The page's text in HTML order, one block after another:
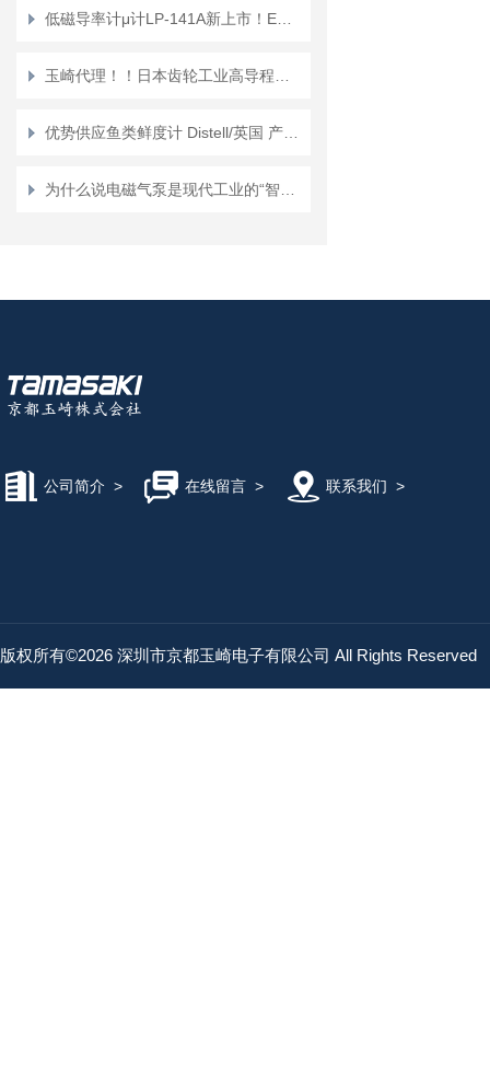
公司简介 > 在线留言> 联系我们 >
版权所有©2026 深圳市京都玉崎电子有限公司 All Rights Reserved